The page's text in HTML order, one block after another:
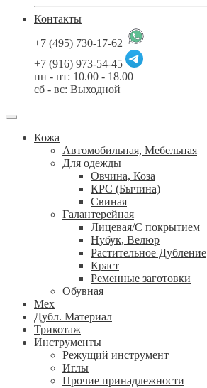
Контакты
+7 (495) 730-17-62
+7 (916) 973-54-45
пн - пт: 10.00 - 18.00
сб - вс: Выходной
Кожа
Автомобильная, Мебельная
Для одежды
Овчина, Коза
КРС (Бычина)
Свиная
Галантерейная
Лицевая/С покрытием
Нубук, Велюр
Растительное Дубление
Краст
Ременные заготовки
Обувная
Мех
Дубл. Материал
Трикотаж
Инструменты
Режущий инструмент
Иглы
Прочие принадлежности